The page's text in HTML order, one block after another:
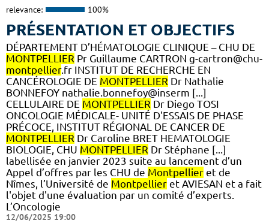
relevance: 100%
PRÉSENTATION ET OBJECTIFS
DÉPARTEMENT D’HÉMATOLOGIE CLINIQUE – CHU DE
MONTPELLIER Pr Guillaume CARTRON g-cartron@chu-
montpellier.fr INSTITUT DE RECHERCHE EN
CANCÉROLOGIE DE MONTPELLIER Dr Nathalie
BONNEFOY nathalie.bonnefoy@inserm [...]
CELLULAIRE DE MONTPELLIER Dr Diego TOSI
ONCOLOGIE MÉDICALE- UNITÉ D'ESSAIS DE PHASE
PRÉCOCE, INSTITUT RÉGIONAL DE CANCER DE
MONTPELLIER Dr Caroline BRET HEMATOLOGIE
BIOLOGIE, CHU MONTPELLIER Dr Stéphane [...]
labellisée en janvier 2023 suite au lancement d’un
Appel d’offres par les CHU de Montpellier et de
Nîmes, l’Université de Montpellier et AVIESAN et a fait
l'objet d'une évaluation par un comité d’experts.
L’Oncologie
12/06/2025 19:00